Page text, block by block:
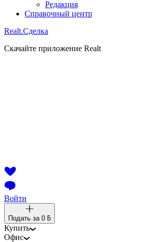
Редакция
Справочный центр
Realt.Сделка
Скачайте приложение Realt
Войти
Подать за 0 ƃ
Купить
Офис